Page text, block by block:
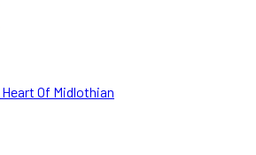
Heart Of Midlothian